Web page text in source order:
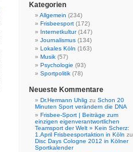
Kategorien
Allgemein (234)
Frisbeesport (172)
Internetkultur(147)
Journalismus (134)
Lokales Köln (163)
Musik (57)
Psychologie (93)
Sportpolitik (78)
Neueste Kommentare
Dr.Hermann Uhlig zu Schon 20
Minuten Sport verändern die DNA
Frisbee-Sport | Beiträge zum
einzigen eigenverantwortlichen
Teamsport der Welt » Kein Scherz:
1.April Frisbeesportaktion in Köln zu
Disc Days Cologne 2012 in Kölner
Sportkalender